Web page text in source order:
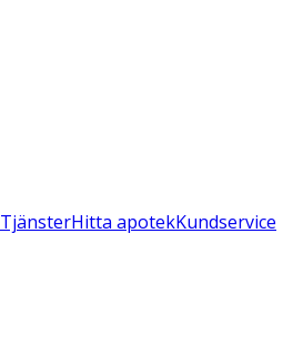
TjänsterHitta apotekKundservice